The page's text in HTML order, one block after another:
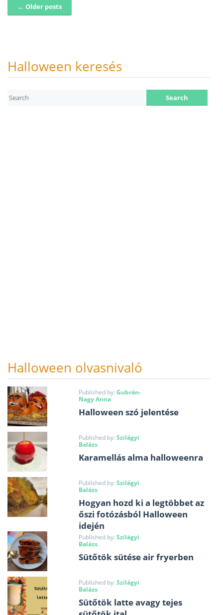
Post navigation
← Older posts
Halloween keresés
Halloween olvasnivaló
Published by: Gubrán-
Nagy Anna
Halloween szó jelentése
Published by: Szilágyi
Balázs
Karamellás alma halloweenra
Published by: Szilágyi
Balázs
Hogyan hozd ki a legtöbbet az
őszi fotózásból Halloween
idején
Published by: Szilágyi
Balázs
Sütőtök sütése air fryerben
Published by: Szilágyi
Balázs
Sütőtök latte avagy tejes